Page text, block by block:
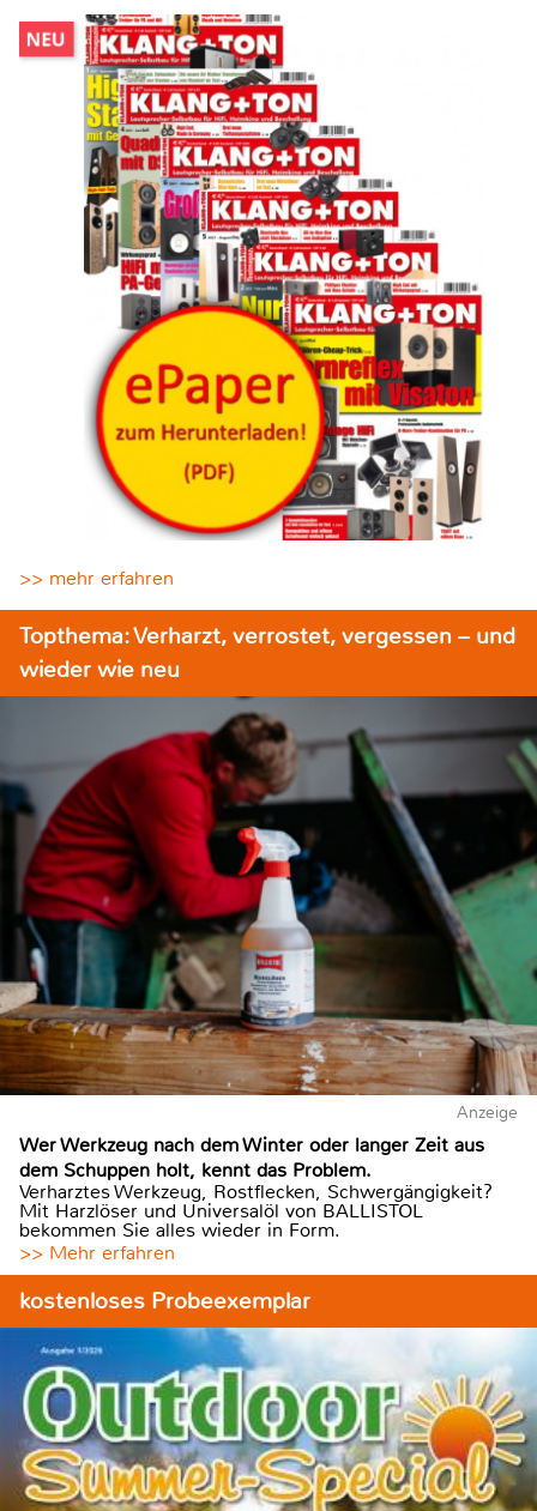
>> mehr erfahren
Topthema: Verharzt, verrostet, vergessen – und
wieder wie neu
Anzeige
Wer Werkzeug nach dem Winter oder langer Zeit aus
dem Schuppen holt, kennt das Problem.
Verharztes Werkzeug, Rostflecken, Schwergängigkeit?
Mit Harzlöser und Universalöl von BALLISTOL
bekommen Sie alles wieder in Form.
>> Mehr erfahren
kostenloses Probeexemplar